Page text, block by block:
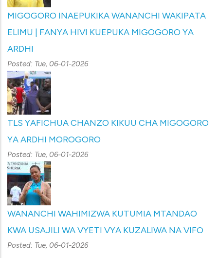
MIGOGORO INAEPUKIKA WANANCHI WAKIPATA
ELIMU | FANYA HIVI KUEPUKA MIGOGORO YA
ARDHI
Posted: Tue, 06-01-2026
TLS YAFICHUA CHANZO KIKUU CHA MIGOGORO
YA ARDHI MOROGORO
Posted: Tue, 06-01-2026
WANANCHI WAHIMIZWA KUTUMIA MTANDAO
KWA USAJILI WA VYETI VYA KUZALIWA NA VIFO
Posted: Tue, 06-01-2026